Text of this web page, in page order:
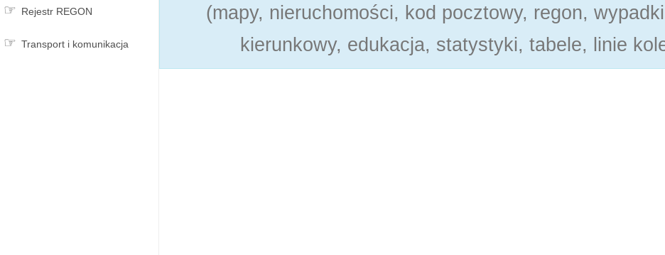
Rejestr REGON
Transport i komunikacja
(mapy, nieruchomości, kod pocztowy, regon,
kierunkowy, edukacja, statystyki, tabele, linie